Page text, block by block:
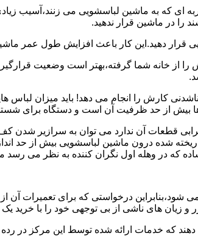
ای که به ماشین لباسشویی می زنند،آسیب
را در ماشین قرار ندهید.
قرار دهید.این کار باعث افزایش طول عمر
خانه شما گرفته،بهتر است وضعیت
کارش را انجام می دهد! باید میزان لباس
بیش از حد ظرفیت آن است و دستگاه برای
قطعات آن ندارد می توان به سرازیر شدن
شده درون ماشین لباسشویی بیش از حد
که در وهله اول نگران کننده به نظر می رسد
درخواستی که برای تعمیرات آن
های ناشی از بی توجهی خود را با خرید یک
دهند که خدمات ارائه شده توسط این مرکز در